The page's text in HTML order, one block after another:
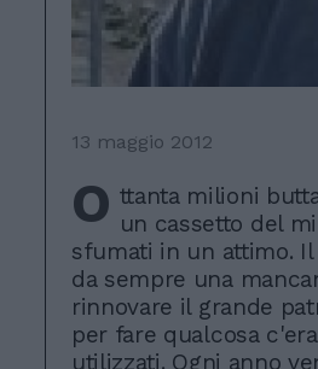
13 maggio 2012
O ttanta milioni
un cassetto del
sfumati in un attimo.
da sempre una
rinnovare il grande
per fare qualcosa
utilizzati. Ogni anno